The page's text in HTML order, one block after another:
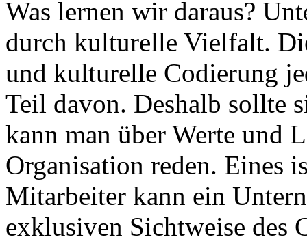
Was lernen wir daraus?
durch kulturelle Vielfalt.
und kulturelle Codierung
Teil davon. Deshalb sollte
kann man über Werte und
Organisation reden. Eines
Mitarbeiter kann ein
exklusiven Sichtweise des